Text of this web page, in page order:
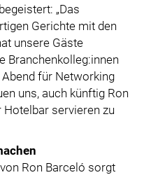
„Das
Gerichte mit den
unsere Gäste
Branchenkolleg:innen
für Networking
uns, auch künftig Ron
servieren zu
Ron Barceló sorgt